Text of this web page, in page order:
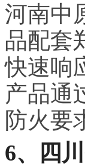
河南中
品配套
快速响
产品通
防火要
6、四